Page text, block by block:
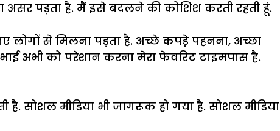
असर पड़ता है. मैं इसे बदलने की कोशिश करती रहती हूं.
से मिलना पड़ता है. अच्छे कपडे़ पहनना, अच्छा
अभी को परेशान करना मेरा फेवरिट टाइमपास है.
मीडिया भी जागरूक हो गया है. सोशल मीडिया